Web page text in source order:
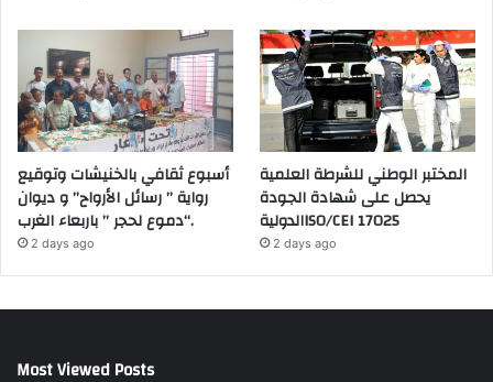
أسبوع ثقافي بالخنيشات وتوقيع
رواية ” رسائل الأرواح” و ديوان
“دموع لحجر ” باربعاء الغرب.
2 days ago
المختبر الوطني للشرطة العلمية
يحصل على شهادة الجودة
الدوليةISO/CEI 17025
2 days ago
Most Viewed Posts